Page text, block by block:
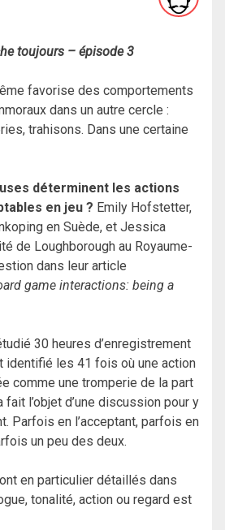
toujours – épisode 3
favorise des comportements
dans un autre cercle :
trahisons. Dans une certaine
déterminent les actions
en jeu ? Emily Hofstetter,
en Suède, et Jessica
de Loughborough au Royaume-
dans leur article
game interactions: being a
30 heures d’enregistrement
identifié les 41 fois où une action
comme une tromperie de la part
l’objet d’une discussion pour y
Parfois en l’acceptant, parfois en
un peu des deux.
en particulier détaillés dans
tonalité, action ou regard est